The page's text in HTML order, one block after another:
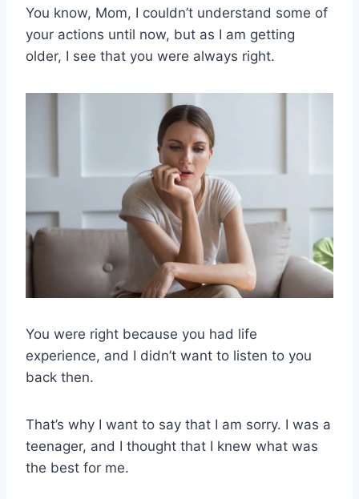
You know, Mom, I couldn’t understand some of
your actions until now, but as I am getting
older, I see that you were always right.
You were right because you had life
experience, and I didn’t want to listen to you
back then.
That’s why I want to say that I am sorry. I was a
teenager, and I thought that I knew what was
the best for me.